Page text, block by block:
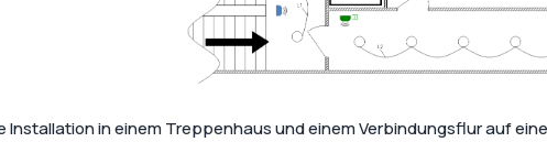
in einem Treppenhaus und einem Verbindungsflur auf